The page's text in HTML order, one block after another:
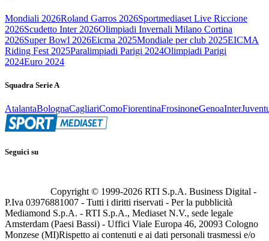
Mondiali 2026Roland Garros 2026Sportmediaset Live Riccione
2026Scudetto Inter 2026Olimpiadi Invernali Milano Cortina
2026Super Bowl 2026Eicma 2025Mondiale per club 2025EICMA
Riding Fest 2025Paralimpiadi Parigi 2024Olimpiadi Parigi
2024Euro 2024
Squadra Serie A
AtalantaBolognaCagliariComoFiorentinaFrosinoneGenoaInter
Seguici su
Copyright © 1999-2026 RTI S.p.A. Business Digital -
P.Iva 03976881007 - Tutti i diritti riservati - Per la pubblicità
Mediamond S.p.A. - RTI S.p.A., Mediaset N.V., sede legale
Amsterdam (Paesi Bassi) - Uffici Viale Europa 46, 20093 Cologno
Monzese (MI)Rispetto ai contenuti e ai dati personali trasmessi e/o